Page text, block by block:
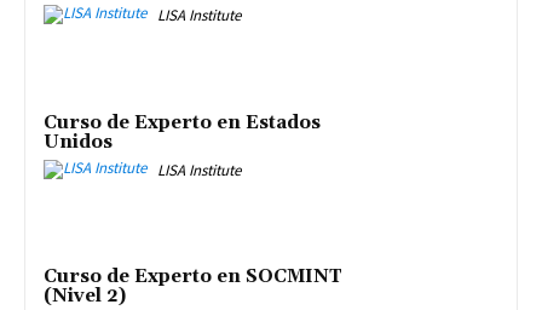
LISA Institute
Curso de Experto en Estados
Unidos
LISA Institute
Curso de Experto en SOCMINT
(Nivel 2)